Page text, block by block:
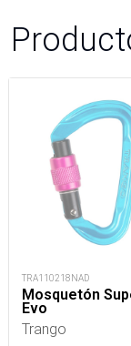
TRA110218NAD
Mosquetón
Evo
Trango